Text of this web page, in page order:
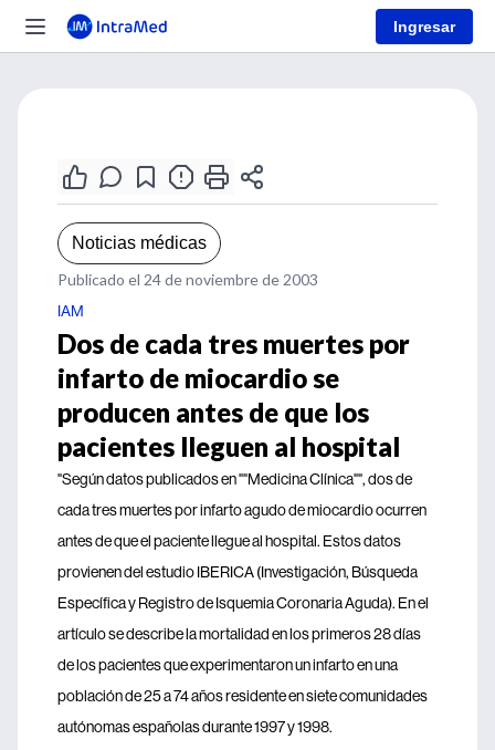
Ingresar
Noticias médicas
Publicado el 24 de noviembre de 2003
IAM
Dos de cada tres muertes por
infarto de miocardio se
producen antes de que los
pacientes lleguen al hospital
"Según datos publicados en ""Medicina Clínica"", dos de
cada tres muertes por infarto agudo de miocardio ocurren
antes de que el paciente llegue al hospital. Estos datos
provienen del estudio IBERICA (Investigación, Búsqueda
Específica y Registro de Isquemia Coronaria Aguda). En el
artículo se describe la mortalidad en los primeros 28 días
de los pacientes que experimentaron un infarto en una
población de 25 a 74 años residente en siete comunidades
autónomas españolas durante 1997 y 1998.